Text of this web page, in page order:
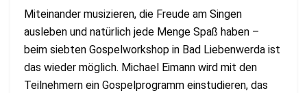
Miteinander musizieren, die Freude am Singen
ausleben und natürlich jede Menge Spaß haben –
beim siebten Gospelworkshop in Bad Liebenwerda ist
das wieder möglich. Michael Eimann wird mit den
Teilnehmern ein Gospelprogramm einstudieren, das